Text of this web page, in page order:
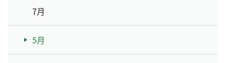
7月
5月